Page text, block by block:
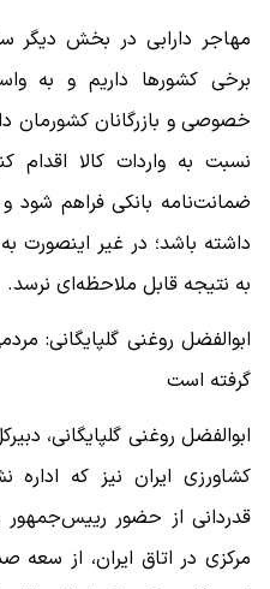
مهاجر دارابی در بخش دیگر
برخی کشورها داریم و به
خصوصی و بازرگانان کشورمان
نسبت به واردات کالا اقدام
ضمانت‌نامه بانکی فراهم شود
داشته باشد؛ در غیر اینصورت
به نتیجه قابل ملاحظه‌ای نرسد.
ابوالفضل روغنی گلپایگانی:
گرفته است
ابوالفضل روغنی گلپایگانی،
کشاورزی ایران نیز که
قدردانی از حضور
مرکزی در اتاق ایران، از سعه